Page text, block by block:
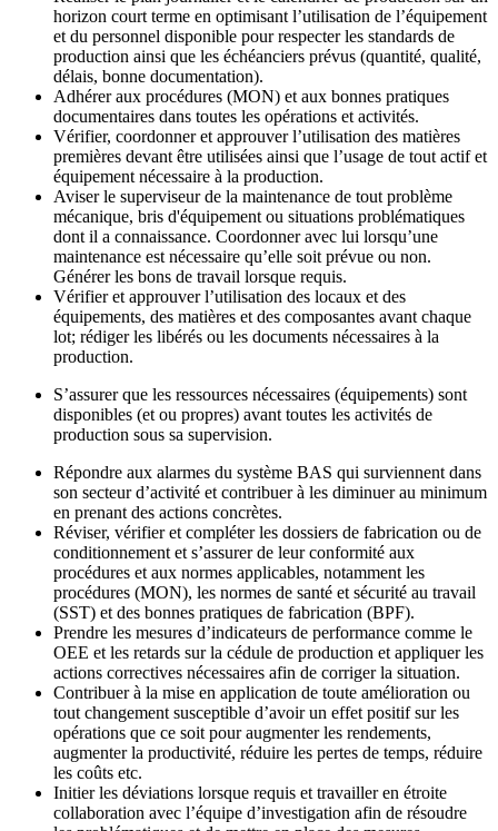
horizon court terme en optimisant l’utilisation de l’équipement
et du personnel disponible pour respecter les standards de
production ainsi que les échéanciers prévus (quantité, qualité,
délais, bonne documentation).
Adhérer aux procédures (MON) et aux bonnes pratiques
documentaires dans toutes les opérations et activités.
Vérifier, coordonner et approuver l’utilisation des matières
premières devant être utilisées ainsi que l’usage de tout actif et
équipement nécessaire à la production.
Aviser le superviseur de la maintenance de tout problème
mécanique, bris d'équipement ou situations problématiques
dont il a connaissance. Coordonner avec lui lorsqu’une
maintenance est nécessaire qu’elle soit prévue ou non.
Générer les bons de travail lorsque requis.
Vérifier et approuver l’utilisation des locaux et des
équipements, des matières et des composantes avant chaque
lot; rédiger les libérés ou les documents nécessaires à la
production.
S’assurer que les ressources nécessaires (équipements) sont
disponibles (et ou propres) avant toutes les activités de
production sous sa supervision.
Répondre aux alarmes du système BAS qui surviennent dans
son secteur d’activité et contribuer à les diminuer au minimum
en prenant des actions concrètes.
Réviser, vérifier et compléter les dossiers de fabrication ou de
conditionnement et s’assurer de leur conformité aux
procédures et aux normes applicables, notamment les
procédures (MON), les normes de santé et sécurité au travail
(SST) et des bonnes pratiques de fabrication (BPF).
Prendre les mesures d’indicateurs de performance comme le
OEE et les retards sur la cédule de production et appliquer les
actions correctives nécessaires afin de corriger la situation.
Contribuer à la mise en application de toute amélioration ou
tout changement susceptible d’avoir un effet positif sur les
opérations que ce soit pour augmenter les rendements,
augmenter la productivité, réduire les pertes de temps, réduire
les coûts etc.
Initier les déviations lorsque requis et travailler en étroite
collaboration avec l’équipe d’investigation afin de résoudre